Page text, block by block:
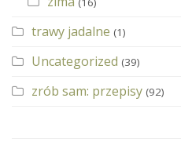
trawy jadalne (1)
Uncategorized (39)
zrób sam: przepisy (92)